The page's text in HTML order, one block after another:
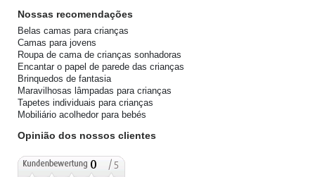
Nossas recomendações
Belas camas para crianças
Camas para jovens
Roupa de cama de crianças sonhadoras
Encantar o papel de parede das crianças
Brinquedos de fantasia
Maravilhosas lâmpadas para crianças
Tapetes individuais para crianças
Mobiliário acolhedor para bebés
Opinião dos nossos clientes